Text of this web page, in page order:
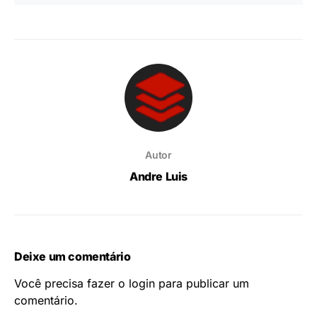
Autor
Andre Luis
Deixe um comentário
Você precisa fazer o login para publicar um
comentário.